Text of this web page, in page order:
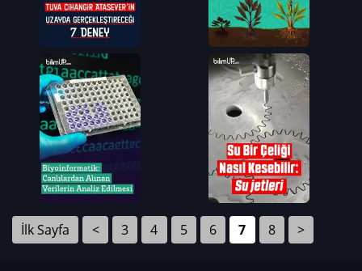
İlk Sayfa < 3 4 5 6 7 8 >